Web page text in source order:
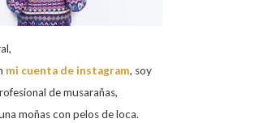
mi cuenta de instagram, soy
de musarañas,
moñas con pelos de loca.